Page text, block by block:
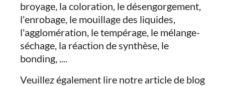
broyage, la coloration, le désengorgement,
l'enrobage, le mouillage des liquides,
l'agglomération, le tempérage, le mélange-
séchage, la réaction de synthèse, le
bonding, ....
Veuillez également lire notre article de blog